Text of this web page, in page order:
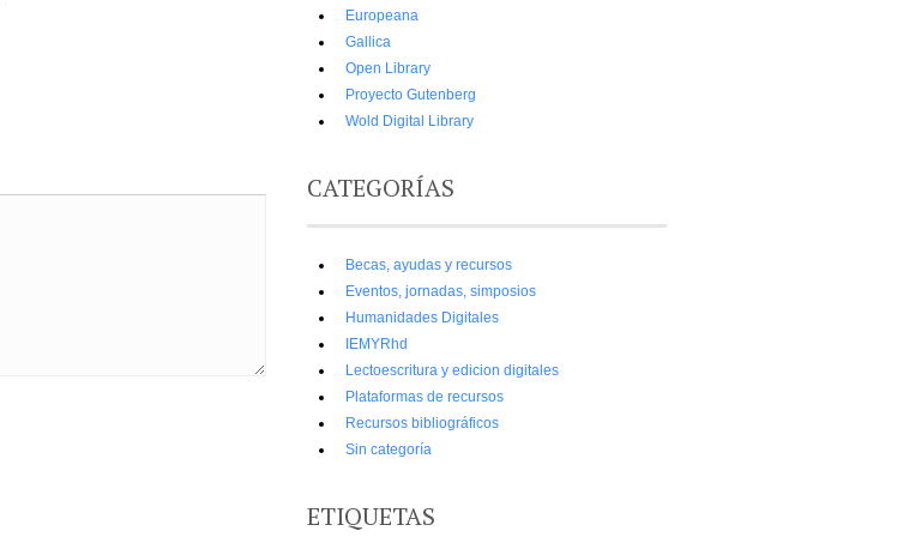
Europeana
Gallica
Open Library
Proyecto Gutenberg
Wold Digital Library
CATEGORÍAS
Becas, ayudas y recursos
Eventos, jornadas, simposios
Humanidades Digitales
IEMYRhd
Lectoescritura y edicion digitales
Plataformas de recursos
Recursos bibliográficos
Sin categoría
ETIQUETAS